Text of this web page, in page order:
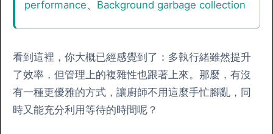
performance、 Background garbage collection
看到這裡，你大概已經感覺到了：多執行緒雖然提升
了效率，但管理上的複雜性也跟著上來。那麼，有沒
有一種更優雅的方式，讓廚師不用這麼手忙腳亂，同
時又能充分利用等待的時間呢？